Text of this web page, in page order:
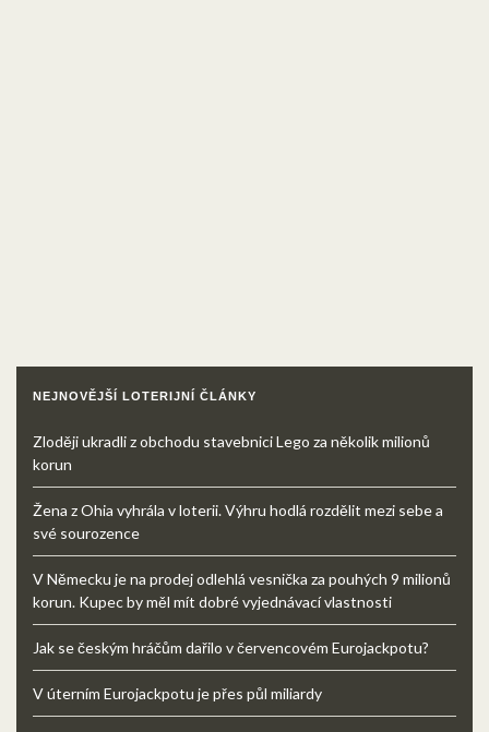
NEJNOVĚJŠÍ LOTERIJNÍ ČLÁNKY
Zloději ukradli z obchodu stavebnici Lego za několik milionů
korun
Žena z Ohia vyhrála v loterii. Výhru hodlá rozdělit mezi sebe a
své sourozence
V Německu je na prodej odlehlá vesnička za pouhých 9 milionů
korun. Kupec by měl mít dobré vyjednávací vlastnosti
Jak se českým hráčům dařilo v červencovém Eurojackpotu?
V úterním Eurojackpotu je přes půl miliardy